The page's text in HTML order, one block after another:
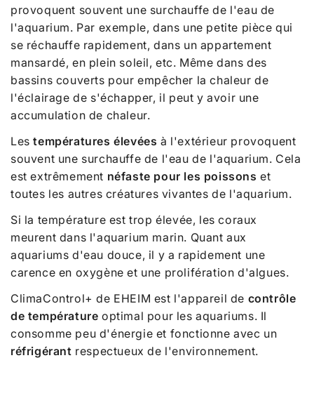
provoquent souvent une surchauffe de l'eau de
l'aquarium. Par exemple, dans une petite pièce qui
se réchauffe rapidement, dans un appartement
mansardé, en plein soleil, etc. Même dans des
bassins couverts pour empêcher la chaleur de
l'éclairage de s'échapper, il peut y avoir une
accumulation de chaleur.
Les températures élevées à l'extérieur provoquent
souvent une surchauffe de l'eau de l'aquarium. Cela
est extrêmement néfaste pour les poissons et
toutes les autres créatures vivantes de l'aquarium.
Si la température est trop élevée, les coraux
meurent dans l'aquarium marin. Quant aux
aquariums d'eau douce, il y a rapidement une
carence en oxygène et une prolifération d'algues.
ClimaControl+ de EHEIM est l'appareil de contrôle
de température optimal pour les aquariums. Il
consomme peu d'énergie et fonctionne avec un
réfrigérant respectueux de l'environnement.